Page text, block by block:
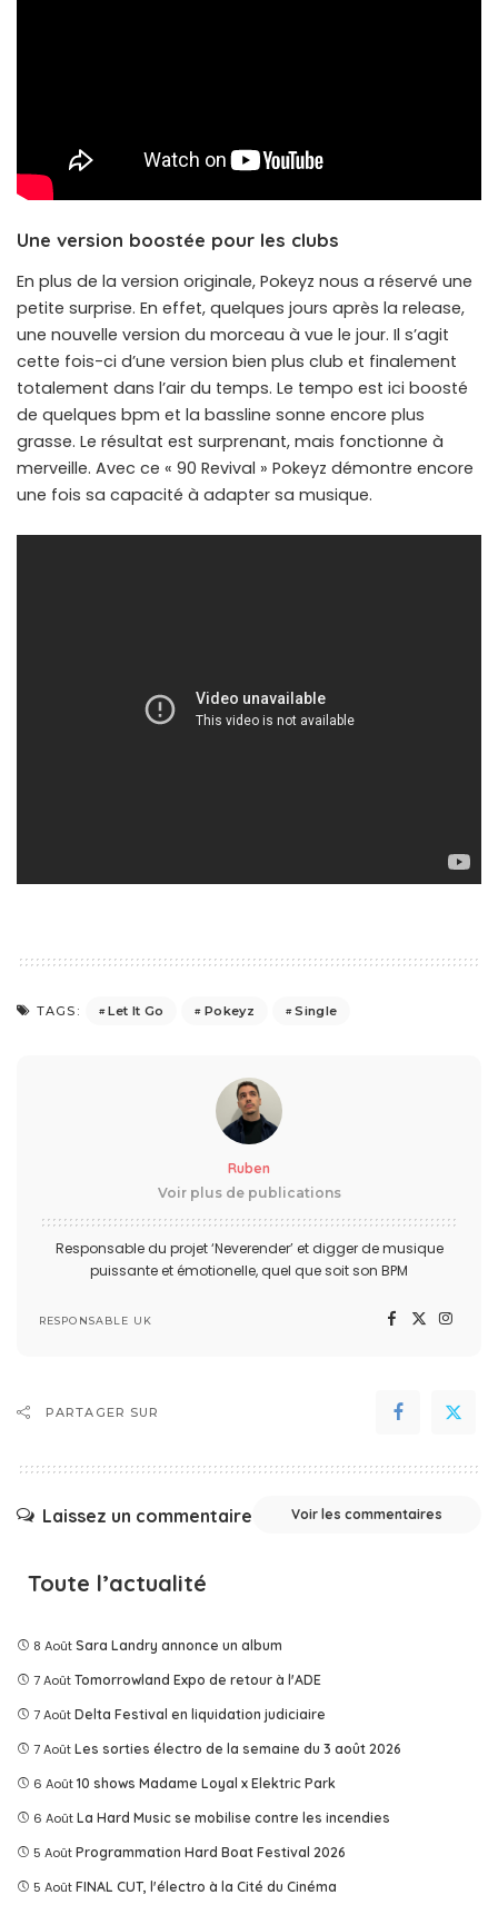
Une version boostée pour les clubs
En plus de la version originale, Pokeyz nous a réservé une
petite surprise. En effet, quelques jours après la release,
une nouvelle version du morceau à vue le jour. Il s’agit
cette fois-ci d’une version bien plus club et finalement
totalement dans l’air du temps. Le tempo est ici boosté
de quelques bpm et la bassline sonne encore plus
grasse. Le résultat est surprenant, mais fonctionne à
merveille. Avec ce « 90 Revival » Pokeyz démontre encore
une fois sa capacité à adapter sa musique.
TAGS: Let It Go Pokeyz Single
Ruben
Voir plus de publications
Responsable du projet ‘Neverender’ et digger de musique
puissante et émotionelle, quel que soit son BPM
RESPONSABLE UK
PARTAGER SUR
Laissez un commentaire Voir les commentaires
Toute l’actualité
8 Août Sara Landry annonce un album
7 Août Tomorrowland Expo de retour à l'ADE
7 Août Delta Festival en liquidation judiciaire
7 Août Les sorties électro de la semaine du 3 août 2026
6 Août 10 shows Madame Loyal x Elektric Park
6 Août La Hard Music se mobilise contre les incendies
5 Août Programmation Hard Boat Festival 2026
5 Août FINAL CUT, l'électro à la Cité du Cinéma